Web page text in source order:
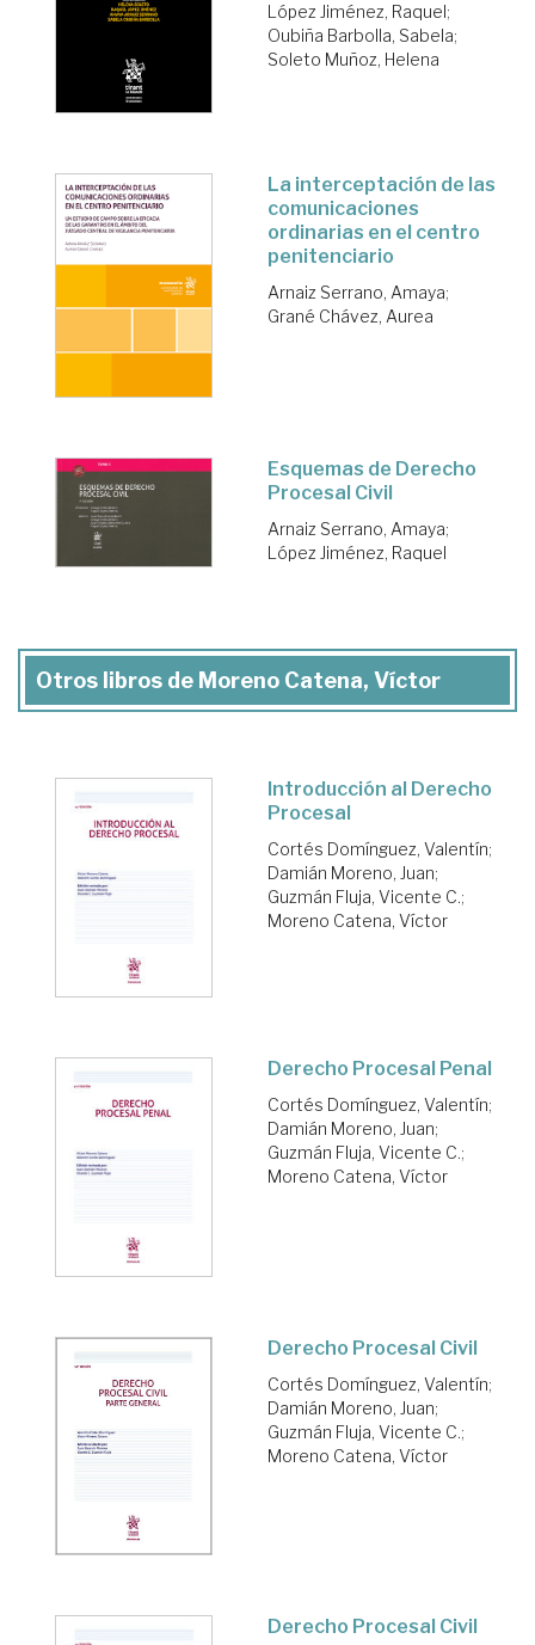
López Jiménez, Raquel;
Oubiña Barbolla, Sabela;
Soleto Muñoz, Helena
La interceptación de las
comunicaciones
ordinarias en el centro
penitenciario
Arnaiz Serrano, Amaya;
Grané Chávez, Aurea
Esquemas de Derecho
Procesal Civil
Arnaiz Serrano, Amaya;
López Jiménez, Raquel
Otros libros de Moreno Catena, Víctor
Introducción al Derecho
Procesal
Cortés Domínguez, Valentín;
Damián Moreno, Juan;
Guzmán Fluja, Vicente C.;
Moreno Catena, Víctor
Derecho Procesal Penal
Cortés Domínguez, Valentín;
Damián Moreno, Juan;
Guzmán Fluja, Vicente C.;
Moreno Catena, Víctor
Derecho Procesal Civil
Cortés Domínguez, Valentín;
Damián Moreno, Juan;
Guzmán Fluja, Vicente C.;
Moreno Catena, Víctor
Derecho Procesal Civil